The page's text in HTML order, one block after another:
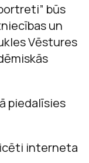
būs
un
Vēstures
piedalīsies
interneta